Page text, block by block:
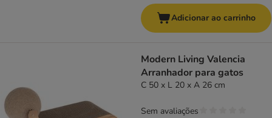
Adicionar ao carrinho
Modern Living Valencia
Arranhador para gatos
C 50 x L 20 x A 26 cm
Sem avaliações